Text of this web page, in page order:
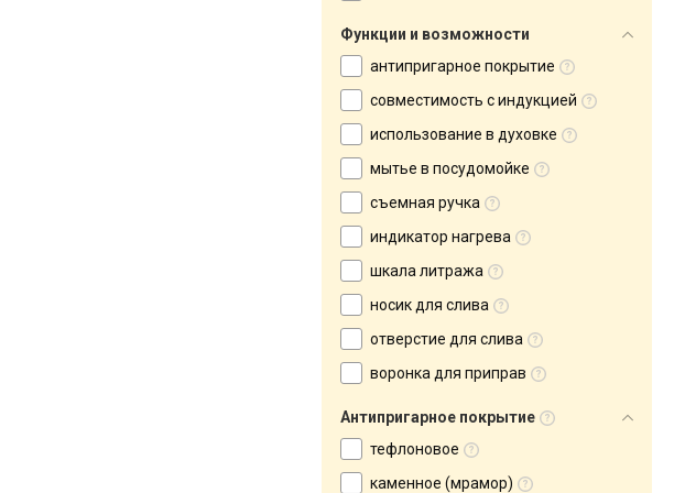
Функции и возможности
антипригарное покрытие
совместимость с индукцией
использование в духовке
мытье в посудомойке
съемная ручка
индикатор нагрева
шкала литража
носик для слива
отверстие для слива
воронка для приправ
Антипригарное покрытие
тефлоновое
каменное (мрамор)